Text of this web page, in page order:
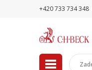
+420 733 734 348